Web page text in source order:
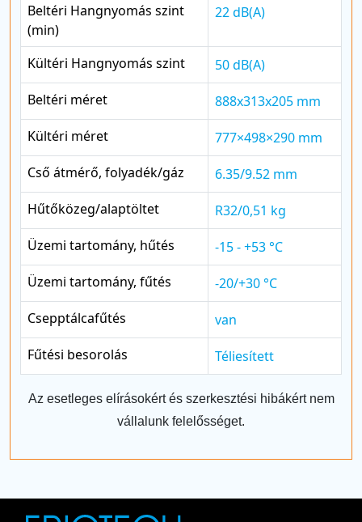
Beltéri Hangnyomás szint
(min)
22 dB(A)
Kültéri Hangnyomás szint
50 dB(A)
Beltéri méret
888x313x205 mm
Kültéri méret
777×498×290 mm
Cső átmérő, folyadék/gáz
6.35/9.52 mm
Hűtőközeg/alaptöltet
R32/0,51 kg
Üzemi tartomány, hűtés
-15 - +53 °C
Üzemi tartomány, fűtés
-20/+30 °C
Csepptálcafűtés
van
Fűtési besorolás
Téliesített
Az esetleges elírásokért és szerkesztési hibákért nem
vállalunk felelősséget.